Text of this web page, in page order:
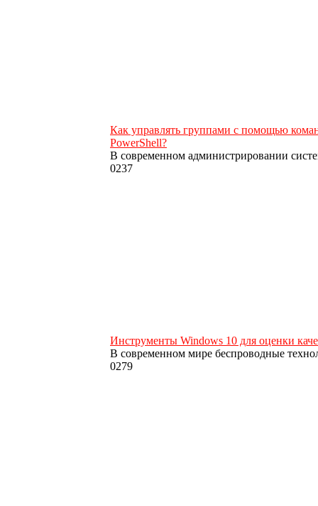
Как управлять группами с помощью
PowerShell?
В современном администрировании
0237
Инструменты Windows 10 для оценки
В современном мире беспроводные
0279